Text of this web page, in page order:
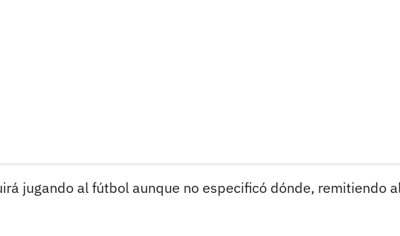
jugando al fútbol aunque no especificó dónde, remitiendo